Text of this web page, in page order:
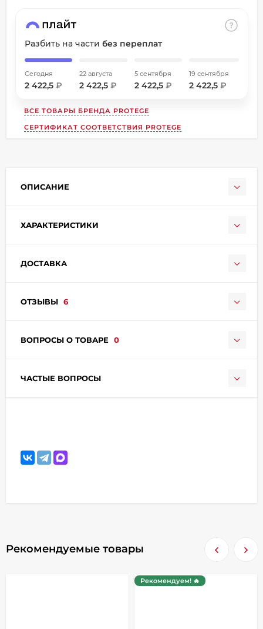
Разбить на части без переплат
Сегодня
2 422,5 ₽
22 августа
2 422,5₽
5 сентября
2 422,5 ₽
19 сентября
2 422,5 ₽
ВСЕ ТОВАРЫ БРЕНДА PROTEGE
СЕРТИФИКАТ СООТВЕТСТВИЯ PROTEGE
ОПИСАНИЕ
ХАРАКТЕРИСТИКИ
ДОСТАВКА
ОТЗЫВЫ 6
ВОПРОСЫ О ТОВАРЕ 0
ЧАСТЫЕ ВОПРОСЫ
Рекомендуемые товары
Рекомендуем! 🔥